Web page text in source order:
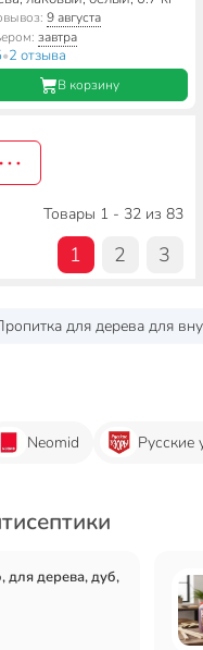
9 августа
завтра
•2 отзыва
В корзину
Товары 1 - 32 из 83
1 2 3
для дерева для
Neomid Русские
для дерева, дуб,